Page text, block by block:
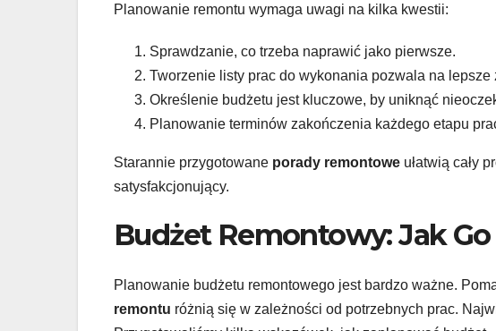
Planowanie remontu wymaga uwagi na kilka kwestii:
Sprawdzanie, co trzeba naprawić jako pierwsze.
Tworzenie listy prac do wykonania pozwala na lepsze
Określenie budżetu jest kluczowe, by uniknąć
Planowanie terminów zakończenia każdego etapu
Starannie przygotowane porady remontowe ułatwią cały
satysfakcjonujący.
Budżet Remontowy: Jak
Planowanie budżetu remontowego jest bardzo ważne.
remontu różnią się w zależności od potrzebnych prac.